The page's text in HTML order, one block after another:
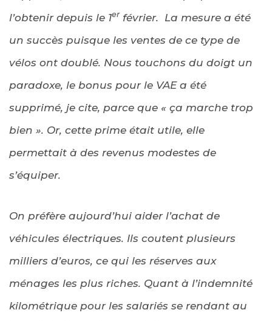
l’obtenir depuis le 1erfévrier. La mesure a été
un succès puisque les ventes de ce type de
vélos ont doublé. Nous touchons du doigt un
paradoxe, le bonus pour le VAE a été
supprimé, je cite, parce que « ça marche trop
bien ». Or, cette prime était utile, elle
permettait à des revenus modestes de
s’équiper.
On préfère aujourd’hui aider l’achat de
véhicules électriques. Ils coutent plusieurs
milliers d’euros, ce qui les réserves aux
ménages les plus riches. Quant à l’indemnité
kilométrique pour les salariés se rendant au